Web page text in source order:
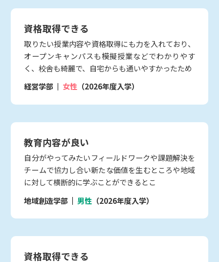
資格取得できる
取りたい授業内容や資格取得にも力を入れており、
オープンキャンパスも模擬授業などでわかりやす
く、校舎も綺麗で、自宅からも通いやすかったため
経営学部
女性 （2026年度入学）
教育内容が良い
自分がやってみたいフィールドワークや課題解決を
チームで協力し合い新たな価値を生むところや地域
に対して横断的に学ぶことができるとこ
地域創造学部
男性 （2026年度入学）
資格取得できる